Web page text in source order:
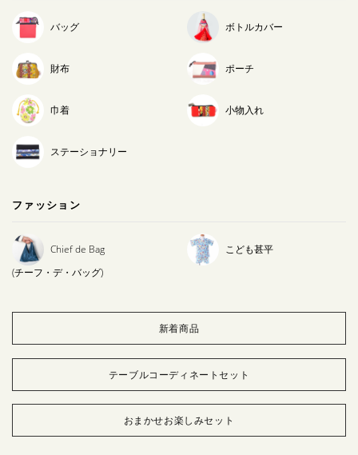
バッグ ボトルカバー
財布 ポーチ
巾着 小物入れ
ステーショナリー
ファッション
Chief de Bag
(チーフ・デ・バッグ)
こども甚平
新着商品
テーブルコーディネートセット
おまかせお楽しみセット